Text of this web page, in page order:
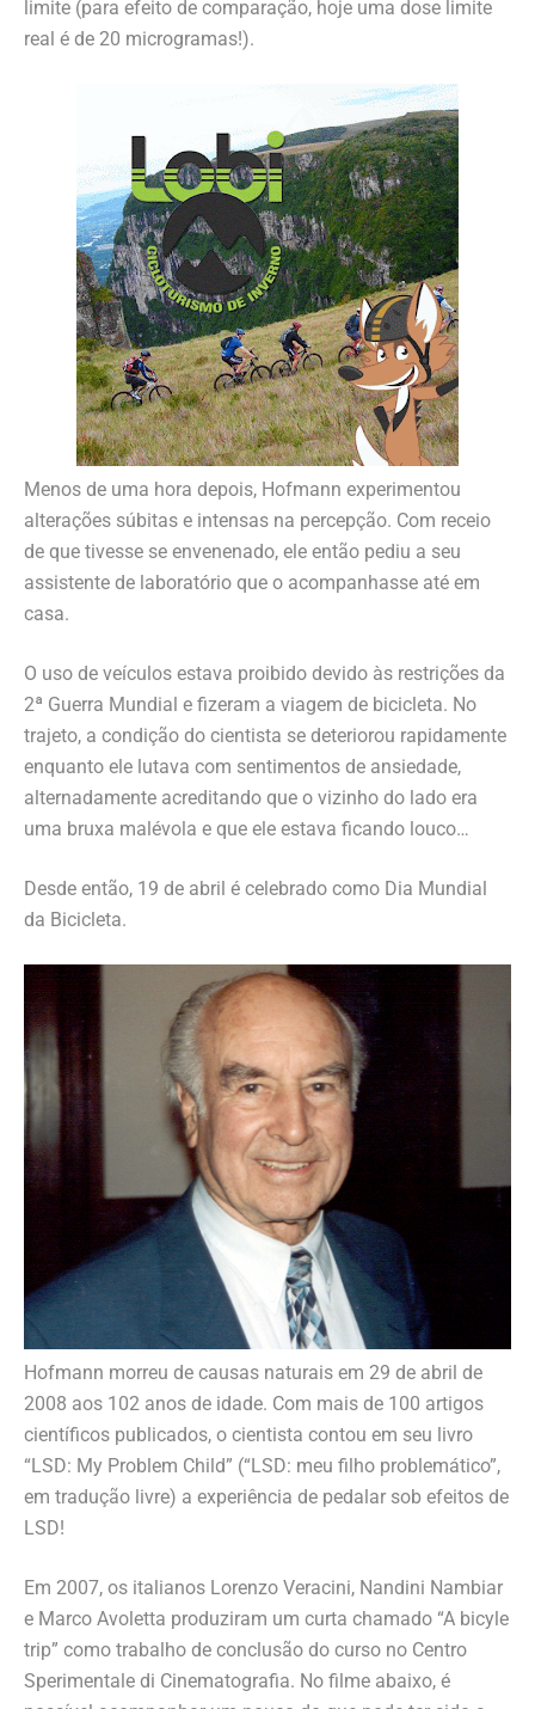
limite (para efeito de comparação, hoje uma dose limite
real é de 20 microgramas!).
Menos de uma hora depois, Hofmann experimentou
alterações súbitas e intensas na percepção. Com receio
de que tivesse se envenenado, ele então pediu a seu
assistente de laboratório que o acompanhasse até em
casa.
O uso de veículos estava proibido devido às restrições da
2ª Guerra Mundial e fizeram a viagem de bicicleta. No
trajeto, a condição do cientista se deteriorou rapidamente
enquanto ele lutava com sentimentos de ansiedade,
alternadamente acreditando que o vizinho do lado era
uma bruxa malévola e que ele estava ficando louco…
Desde então, 19 de abril é celebrado como Dia Mundial
da Bicicleta.
Hofmann morreu de causas naturais em 29 de abril de
2008 aos 102 anos de idade. Com mais de 100 artigos
científicos publicados, o cientista contou em seu livro
“LSD: My Problem Child” (“LSD: meu filho problemático”,
em tradução livre) a experiência de pedalar sob efeitos de
LSD!
Em 2007, os italianos Lorenzo Veracini, Nandini Nambiar
e Marco Avoletta produziram um curta chamado “A bicyle
trip” como trabalho de conclusão do curso no Centro
Sperimentale di Cinematografia. No filme abaixo, é